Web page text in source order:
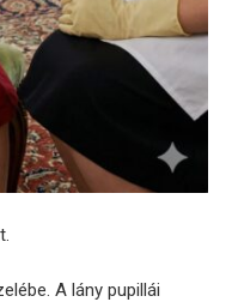
A lány pupillái